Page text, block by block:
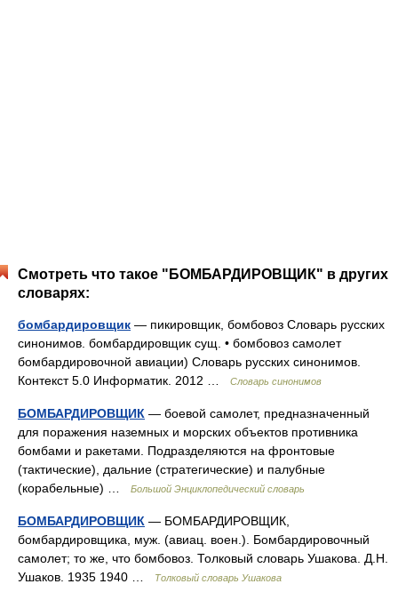
Смотреть что такое "БОМБАРДИРОВЩИК" в других
словарях:
бомбардировщик — пикировщик, бомбовоз Словарь русских
синонимов. бомбардировщик сущ. • бомбовоз самолет
бомбардировочной авиации) Словарь русских синонимов.
Контекст 5.0 Информатик. 2012 …
Словарь синонимов
БОМБАРДИРОВЩИК — боевой самолет, предназначенный
для поражения наземных и морских объектов противника
бомбами и ракетами. Подразделяются на фронтовые
(тактические), дальние (стратегические) и палубные
(корабельные) …
Большой Энциклопедический словарь
БОМБАРДИРОВЩИК — БОМБАРДИРОВЩИК,
бомбардировщика, муж. (авиац. воен.). Бомбардировочный
самолет; то же, что бомбовоз. Толковый словарь Ушакова. Д.Н.
Ушаков. 1935 1940 …
Толковый словарь Ушакова